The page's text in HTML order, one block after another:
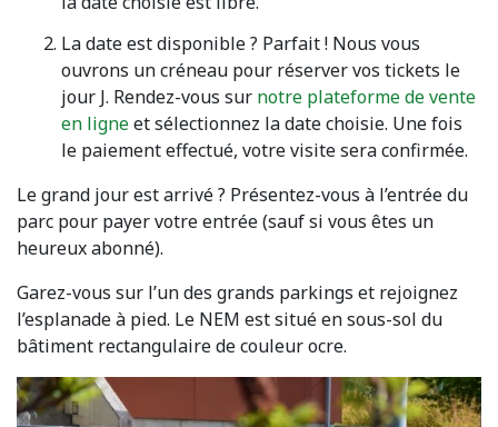
La date est disponible ? Parfait ! Nous vous
ouvrons un créneau pour réserver vos tickets le
jour J. Rendez-vous sur notre plateforme de vente
en ligneet sélectionnez la date choisie. Une fois
le paiement effectué, votre visite sera confirmée.
Le grand jour est arrivé ? Présentez-vous à l’entrée du
parc pour payer votre entrée (sauf si vous êtes un
heureux abonné).
Garez-vous sur l’un des grands parkings et rejoignez
l’esplanade à pied. Le NEM est situé en sous-sol du
bâtiment rectangulaire de couleur ocre.